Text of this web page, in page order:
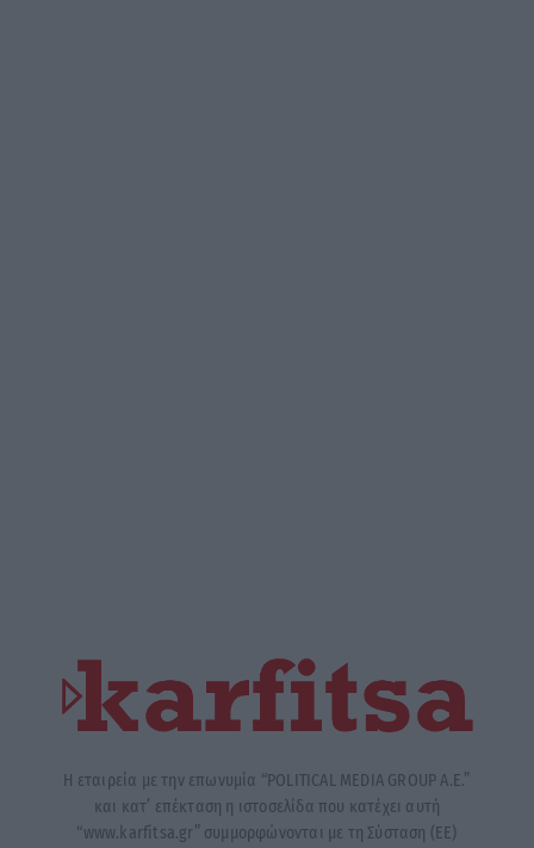
Η εταιρεία με την επωνυμία “POLITICAL MEDIA GROUP A.E.”
και κατ’ επέκταση η ιστοσελίδα που κατέχει αυτή
“www.karfitsa.gr” συμμορφώνονται με τη Σύσταση (ΕΕ)